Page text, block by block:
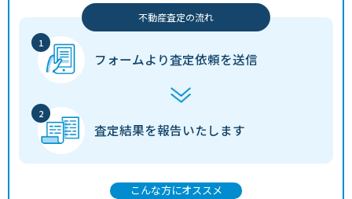
不動産査定の流れ
フォームより査定依頼を送信
査定結果を報告いたします
こんな方にオススメ